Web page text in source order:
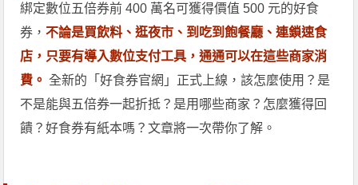
綁定數位五倍券前 400 萬名可獲得價值 500 元的好食
券，不論是買飲料、逛夜市、到吃到飽餐廳、連鎖速食
店，只要有導入數位支付工具，通通可以在這些商家消
費。全新的「好食券官網」正式上線，該怎麼使用？是
不是能與五倍券一起折抵？是用哪些商家？怎麼獲得回
饋？好食券有紙本嗎？文章將一次帶你了解。